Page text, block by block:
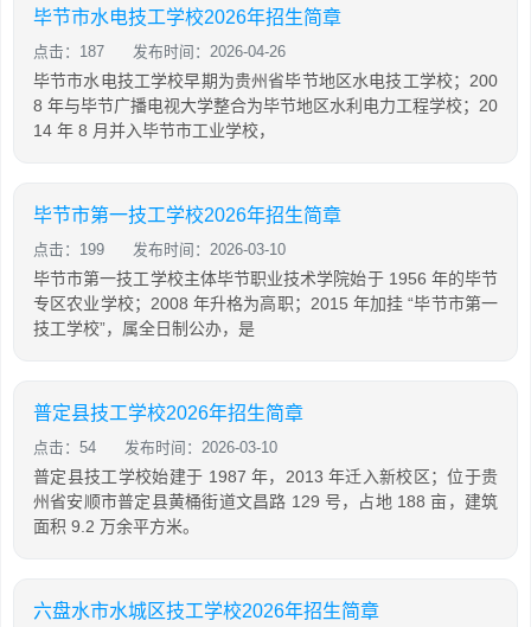
毕节市水电技工学校2026年招生简章
点击：187 发布时间：2026-04-26
毕节市水电技工学校早期为贵州省毕节地区水电技工学校；200
8 年与毕节广播电视大学整合为毕节地区水利电力工程学校；20
14 年 8 月并入毕节市工业学校，
毕节市第一技工学校2026年招生简章
点击：199 发布时间：2026-03-10
毕节市第一技工学校主体毕节职业技术学院始于 1956 年的毕节
专区农业学校；2008 年升格为高职；2015 年加挂 “毕节市第一
技工学校”，属全日制公办，是
普定县技工学校2026年招生简章
点击：54 发布时间：2026-03-10
普定县技工学校始建于 1987 年，2013 年迁入新校区；位于贵
州省安顺市普定县黄桶街道文昌路 129 号，占地 188 亩，建筑
面积 9.2 万余平方米。
六盘水市水城区技工学校2026年招生简章